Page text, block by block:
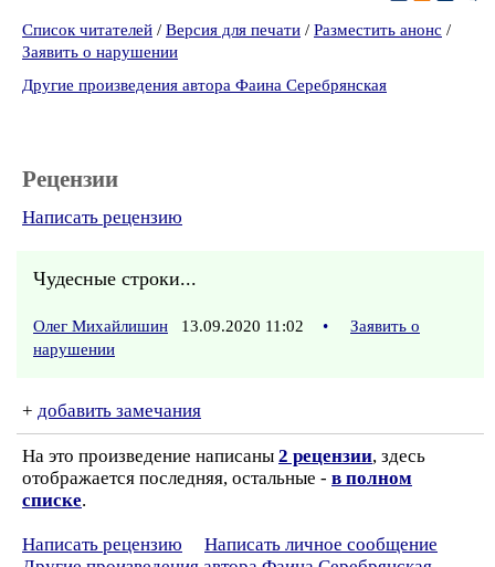
Список читателей / Версия для печати / Разместить анонс /
Заявить о нарушении
Другие произведения автора Фаина Серебрянская
Рецензии
Написать рецензию
Чудесные строки...
Олег Михайлишин 13.09.2020 11:02 •
Заявить о
нарушении
+ добавить замечания
На это произведение написаны 2 рецензии, здесь
отображается последняя, остальные - в полном
списке.
Написать рецензию
Написать личное сообщение